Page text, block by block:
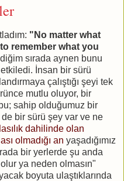
"No matter what
remember what you
sırada aynen bunu
İnsan bir sürü
çalıştığı şeyi tek
mutlu oluyor, bir
bu; sahip olduğumuz bir
bir sürü şey var ve ne
dahilinde olan
olmadığı an yaşadığımız
bir yerlerde şu anda
ya neden olmasın"
boyuta ulaştıklarında